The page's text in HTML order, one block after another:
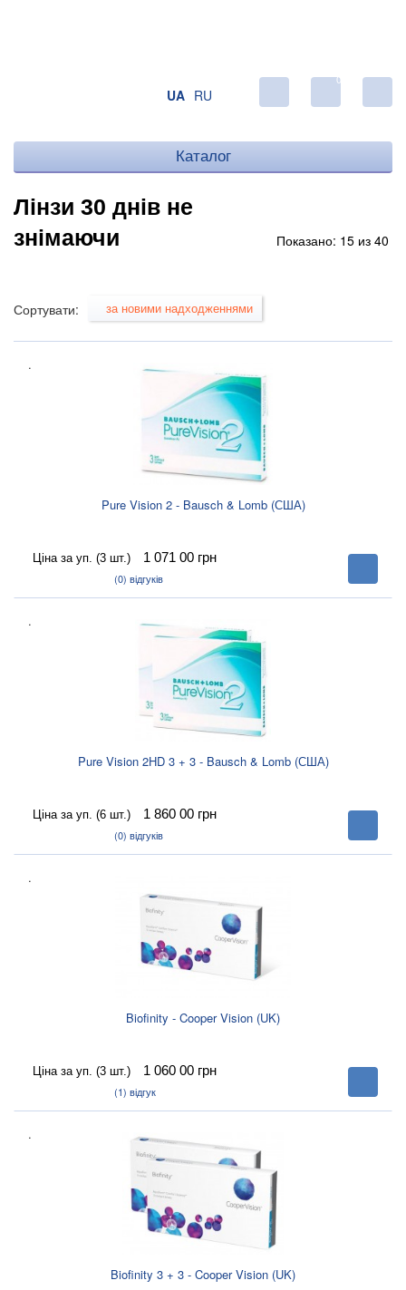
UA RU
0
Каталог
Лінзи 30 днів не
знімаючи
Показано: 15 из 40
Сортувати: за новими надходженнями
.
Pure Vision 2 - Bausch & Lomb (США)
Ціна за уп. (3 шт.) 1 071 00 грн
(0) відгуків
В
корзину
.
Pure Vision 2HD 3 + 3 - Bausch & Lomb (США)
Ціна за уп. (6 шт.) 1 860 00 грн
(0) відгуків
В
корзину
.
Biofinity - Cooper Vision (UK)
Ціна за уп. (3 шт.) 1 060 00 грн
(1) відгук
В
корзину
.
Biofinity 3 + 3 - Cooper Vision (UK)